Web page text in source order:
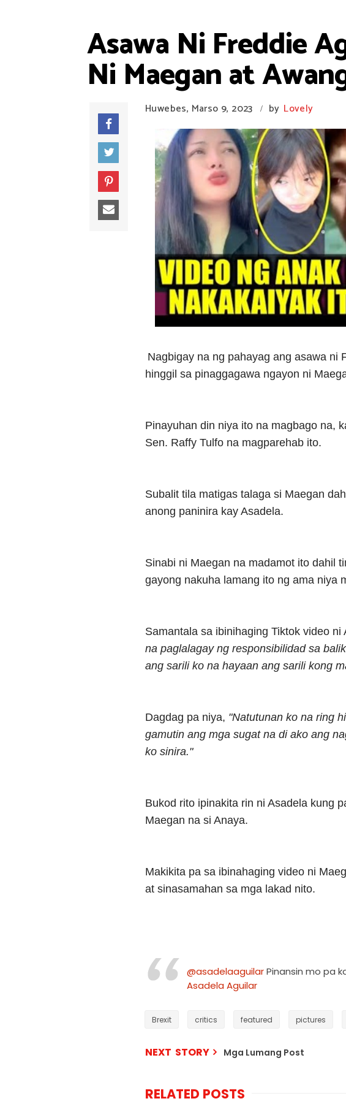
Asawa Ni Freddie
Ni Maegan at
Huwebes, Marso 9, 2023 / by Lovely
Nagbigay na ng pahayag ang asawa ni
hinggil sa pinaggagawa ngayon ni
Pinayuhan din niya ito na magbago na,
Sen. Raffy Tulfo na magparehab ito.
Subalit tila matigas talaga si Maegan
anong paninira kay Asadela.
Sinabi ni Maegan na madamot ito dahil
gayong nakuha lamang ito ng ama niya
Samantala sa ibinihaging Tiktok video ni
na paglalagay ng responsibilidad sa
ang sarili ko na hayaan ang sarili kong
Dagdag pa niya, "Natutunan ko na ring
gamutin ang mga sugat na di ako ang
ko sinira."
Bukod rito ipinakita rin ni Asadela kung
Maegan na si Anaya.
Makikita pa sa ibinahaging video ni
at sinasamahan sa mga lakad nito.
@asadelaaguilarPinansin mo pa
Asadela Aguilar
Brexit critics featured pictures
NEXT STORY Mga Lumang Post
RELATED POSTS